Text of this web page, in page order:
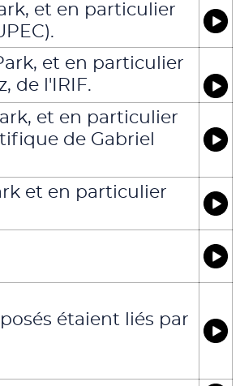
et en particulier
et en particulier
de l'IRIF.
et en particulier
de Gabriel
et en particulier
étaient liés par